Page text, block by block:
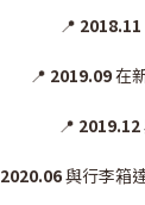
📍 2018.11
📍 2019.09在
📍 2019.12
2020.06與行李箱